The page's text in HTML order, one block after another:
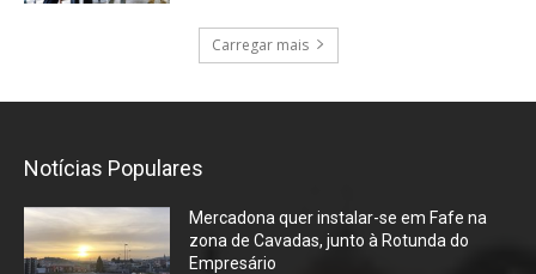
Carregar mais
Notícias Populares
Mercadona quer instalar-se em Fafe na
zona de Cavadas, junto à Rotunda do
Empresário